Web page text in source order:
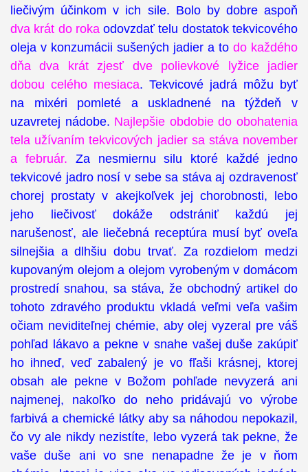
liečivým účinkom v ich sile. Bolo by dobre aspoň
dva krát do rokaodovzdať telu dostatok tekvicového
oleja v konzumácii sušených jadier a todo každého
dňa dva krát zjesť dve polievkové lyžice jadier
dobou celého mesiaca. Tekvicové jadrá môžu byť
na mixéri pomleté a uskladnené na týždeň v
uzavretej nádobe. Najlepšie obdobie do obohatenia
tela užívaním tekvicových jadier sa stáva november
a február. Za nesmiernu silu ktoré každé jedno
tekvicové jadro nosí v sebe sa stáva aj ozdravenosť
chorej prostaty v akejkoľvek jej chorobnosti, lebo
jeho liečivosť dokáže odstrániť každú jej
narušenosť, ale liečebná receptúra musí byť oveľa
silnejšia a dlhšiu dobu trvať. Za rozdielom medzi
kupovaným olejom a olejom vyrobeným v domácom
prostredí snahou, sa stáva, že obchodný artikel do
tohoto zdravého produktu vkladá veľmi veľa vašim
očiam neviditeľnej chémie, aby olej vyzeral pre váš
pohľad lákavo a pekne v snahe vašej duše zakúpiť
ho ihneď, veď zabalený je vo fľaši krásnej, ktorej
obsah ale pekne v Božom pohľade nevyzerá ani
najmenej, nakoľko do neho pridávajú vo výrobe
farbivá a chemické látky aby sa náhodou nepokazil,
čo vy ale nikdy nezistíte, lebo vyzerá tak pekne, že
vaše duše ani vo sne nenapadne že je v ňom